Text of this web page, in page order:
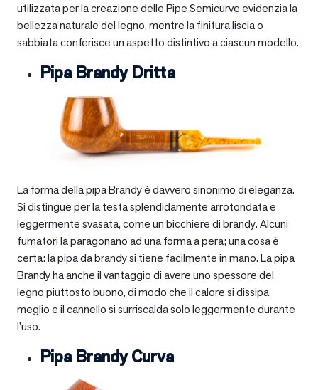
utilizzata per la creazione delle Pipe Semicurve evidenzia la
bellezza naturale del legno, mentre la finitura liscia o
sabbiata conferisce un aspetto distintivo a ciascun modello.
Pipa Brandy Dritta
La forma della pipa Brandy è davvero sinonimo di eleganza.
Si distingue per la testa splendidamente arrotondata e
leggermente svasata, come un bicchiere di brandy. Alcuni
fumatori la paragonano ad una forma a pera; una cosa è
certa: la pipa da brandy si tiene facilmente in mano. La pipa
Brandy ha anche il vantaggio di avere uno spessore del
legno piuttosto buono, di modo che il calore si dissipa
meglio e il cannello si surriscalda solo leggermente durante
l’uso.
Pipa Brandy Curva